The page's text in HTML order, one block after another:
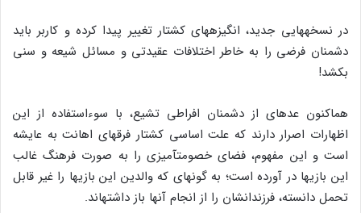
در نسخه‏هایی جدید، انگیزه‏های کشتار تغییر پیدا کرده و کاربر باید
دشمنان فرضی را به خاطر اختلافات عقیدتی و مسائل شیعه و سنی
بکشد!
هم‏اکنون عده‏ای از دشمنان افراطی تشیع، با سوءاستفاده از این
اظهارات اصرار دارند که علت اساسی کشتار فرقه‏ای اهانت به عایشه
است و این مفهوم، فضای خصومت‏آمیزی را به صورت فرهنگ غالب
این بازی‏ها در آورده است؛ به گونه‏ای که والدین این بازی‏ها را غیر قابل
تحمل دانسته، فرزندانشان را از انجام آنها باز داشته‏اند.